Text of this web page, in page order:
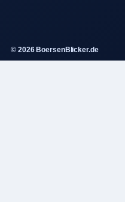
© 2026 BoersenBlicker.de